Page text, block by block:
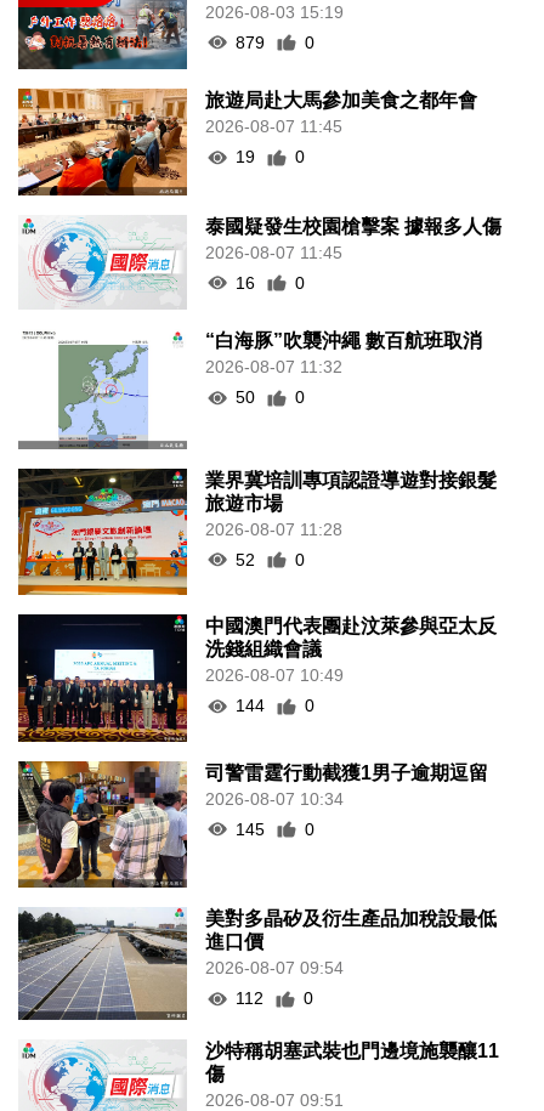
2026-08-03 15:19
879
0
旅遊局赴大馬參加美食之都年會
2026-08-07 11:45
19
0
泰國疑發生校園槍擊案 據報多人傷
2026-08-07 11:45
16
0
“白海豚”吹襲沖繩 數百航班取消
2026-08-07 11:32
50
0
業界冀培訓專項認證導遊對接銀髮
旅遊市場
2026-08-07 11:28
52
0
中國澳門代表團赴汶萊參與亞太反
洗錢組織會議
2026-08-07 10:49
144
0
司警雷霆行動截獲1男子逾期逗留
2026-08-07 10:34
145
0
美對多晶矽及衍生產品加稅設最低
進口價
2026-08-07 09:54
112
0
沙特稱胡塞武裝也門邊境施襲釀11
傷
2026-08-07 09:51